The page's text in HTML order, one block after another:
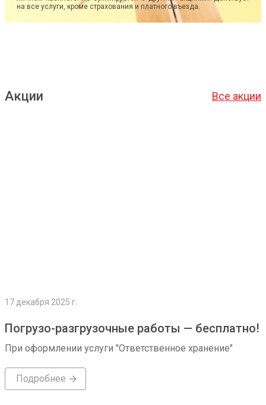
на все услуги, кроме страхования и платного въезда.
Акции Все акции
17 декабря 2025 г.
Погрузо-разгрузочные работы — бесплатно!
При оформлении услуги "Ответственное хранение"
Подробнее